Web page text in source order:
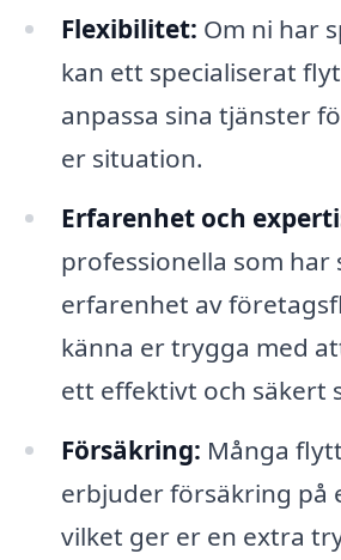
Flexibilitet: Om ni har
kan ett specialiserat
anpassa sina tjänster
er situation.
Erfarenhet och
professionella som har
erfarenhet av
känna er trygga med
ett effektivt och säkert
Försäkring: Många
erbjuder försäkring på
vilket ger er en extra